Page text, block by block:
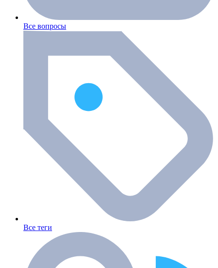
Все вопросы
Все теги